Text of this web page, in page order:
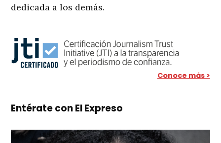
dedicada a los demás.
Conoce más >
Entérate con El Expreso